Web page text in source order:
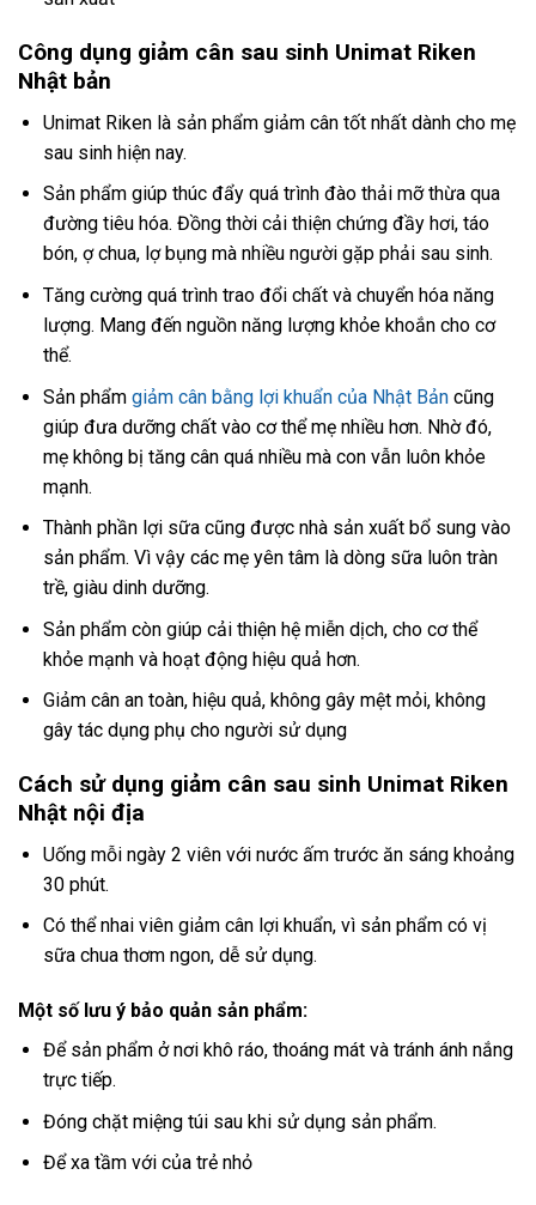
Công dụng giảm cân sau sinh Unimat Riken
Nhật bản
Unimat Riken là sản phẩm giảm cân tốt nhất dành cho mẹ
sau sinh hiện nay.
Sản phẩm giúp thúc đẩy quá trình đào thải mỡ thừa qua
đường tiêu hóa. Đồng thời cải thiện chứng đầy hơi, táo
bón, ợ chua, lợ bụng mà nhiều người gặp phải sau sinh.
Tăng cường quá trình trao đổi chất và chuyển hóa năng
lượng. Mang đến nguồn năng lượng khỏe khoắn cho cơ
thể.
Sản phẩm giảm cân bằng lợi khuẩn của Nhật Bảncũng
giúp đưa dưỡng chất vào cơ thể mẹ nhiều hơn. Nhờ đó,
mẹ không bị tăng cân quá nhiều mà con vẫn luôn khỏe
mạnh.
Thành phần lợi sữa cũng được nhà sản xuất bổ sung vào
sản phẩm. Vì vậy các mẹ yên tâm là dòng sữa luôn tràn
trề, giàu dinh dưỡng.
Sản phẩm còn giúp cải thiện hệ miễn dịch, cho cơ thể
khỏe mạnh và hoạt động hiệu quả hơn.
Giảm cân an toàn, hiệu quả, không gây mệt mỏi, không
gây tác dụng phụ cho người sử dụng
Cách sử dụng giảm cân sau sinh Unimat Riken
Nhật nội địa
Uống mỗi ngày 2 viên với nước ấm trước ăn sáng khoảng
30 phút.
Có thể nhai viên giảm cân lợi khuẩn, vì sản phẩm có vị
sữa chua thơm ngon, dễ sử dụng.
Một số lưu ý bảo quản sản phẩm:
Để sản phẩm ở nơi khô ráo, thoáng mát và tránh ánh nắng
trực tiếp.
Đóng chặt miệng túi sau khi sử dụng sản phẩm.
Để xa tầm với của trẻ nhỏ